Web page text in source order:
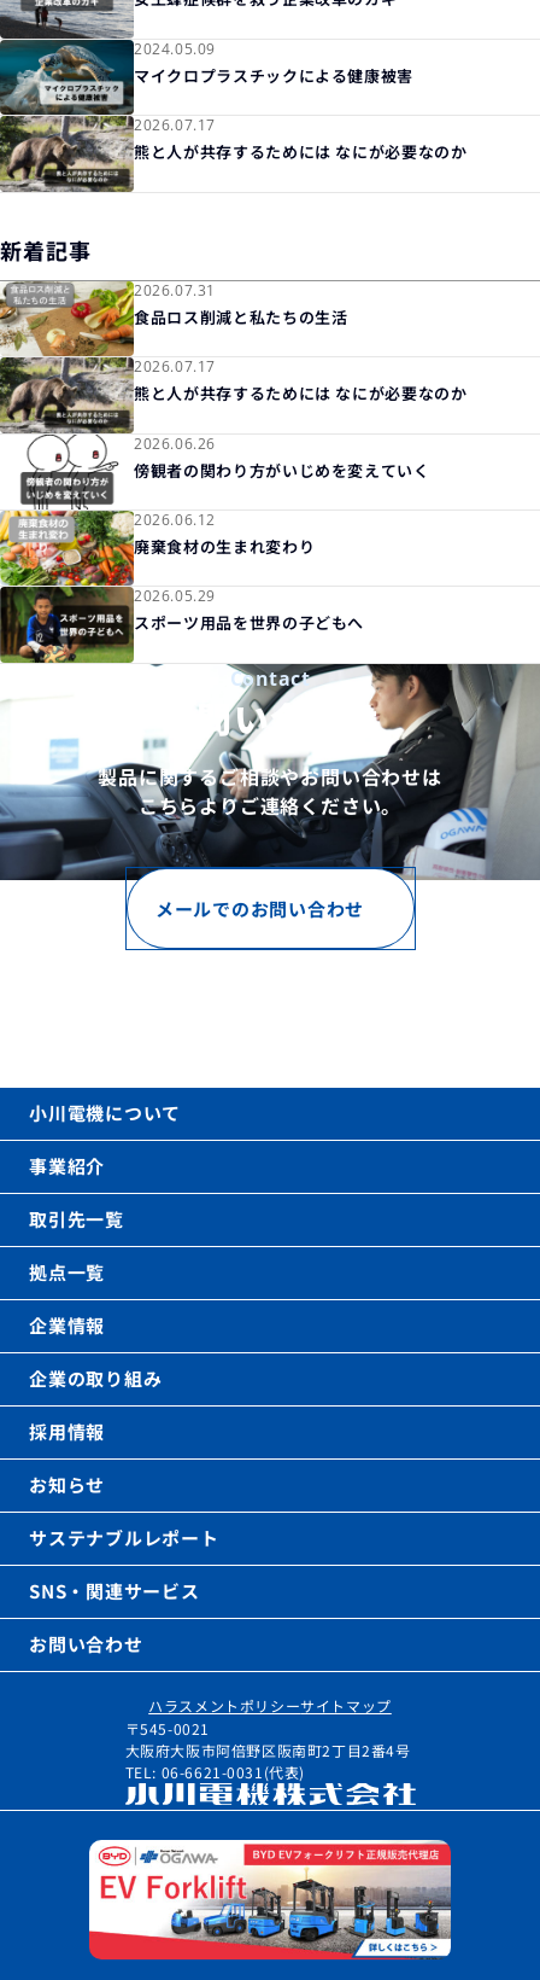
2024.05.09
マイクロプラスチックによる健康被害
2026.07.17
熊と人が共存するためには なにが必要なのか
新着記事
2026.07.31
食品ロス削減と私たちの生活
2026.07.17
熊と人が共存するためには なにが必要なのか
2026.06.26
傍観者の関わり方がいじめを変えていく
2026.06.12
廃棄食材の生まれ変わり
2026.05.29
スポーツ用品を世界の子どもへ
Contact
お問い合わせ
製品に関するご相談やお問い合わせは
こちらよりご連絡ください。
メールでのお問い合わせ
〒545-0021
大阪府大阪市阿倍野区阪南町2丁目2番4号
TEL: 06-6621-0031(代表)
ハラスメントポリシーサイトマップ
小川電機について
事業紹介
取引先一覧
拠点一覧
企業情報
企業の取り組み
採用情報
お知らせ
サステナブルレポート
SNS・関連サービス
お問い合わせ